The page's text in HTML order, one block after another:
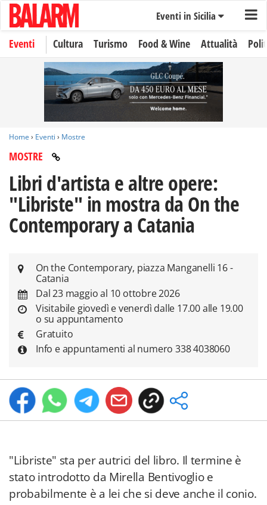
Eventi in Sicilia
Eventi Cultura Turismo Food & Wine Attualità
Home › Eventi › Mostre
MOSTRE
Libri d'artista e altre opere:
"Libriste" in mostra da On the
Contemporary a Catania
On the Contemporary, piazza Manganelli 16 -
Catania
Dal 23 maggio al 10 ottobre 2026
Visitabile giovedì e venerdì dalle 17.00 alle 19.00
o su appuntamento
Gratuito
Info e appuntamenti al numero 338 4038060
"Libriste" sta per autrici del libro. Il termine è
stato introdotto da Mirella Bentivoglio e
probabilmente è a lei che si deve anche il conio.